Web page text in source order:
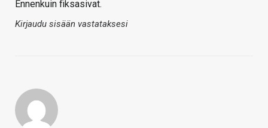
Ennenkuin fiksasivat.
Kirjaudu sisään vastataksesi